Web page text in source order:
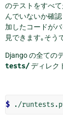
のテストをすべ
んでいないか確
加したコードが
見できます｡そう
Django の全ての
tests/ディレク
$